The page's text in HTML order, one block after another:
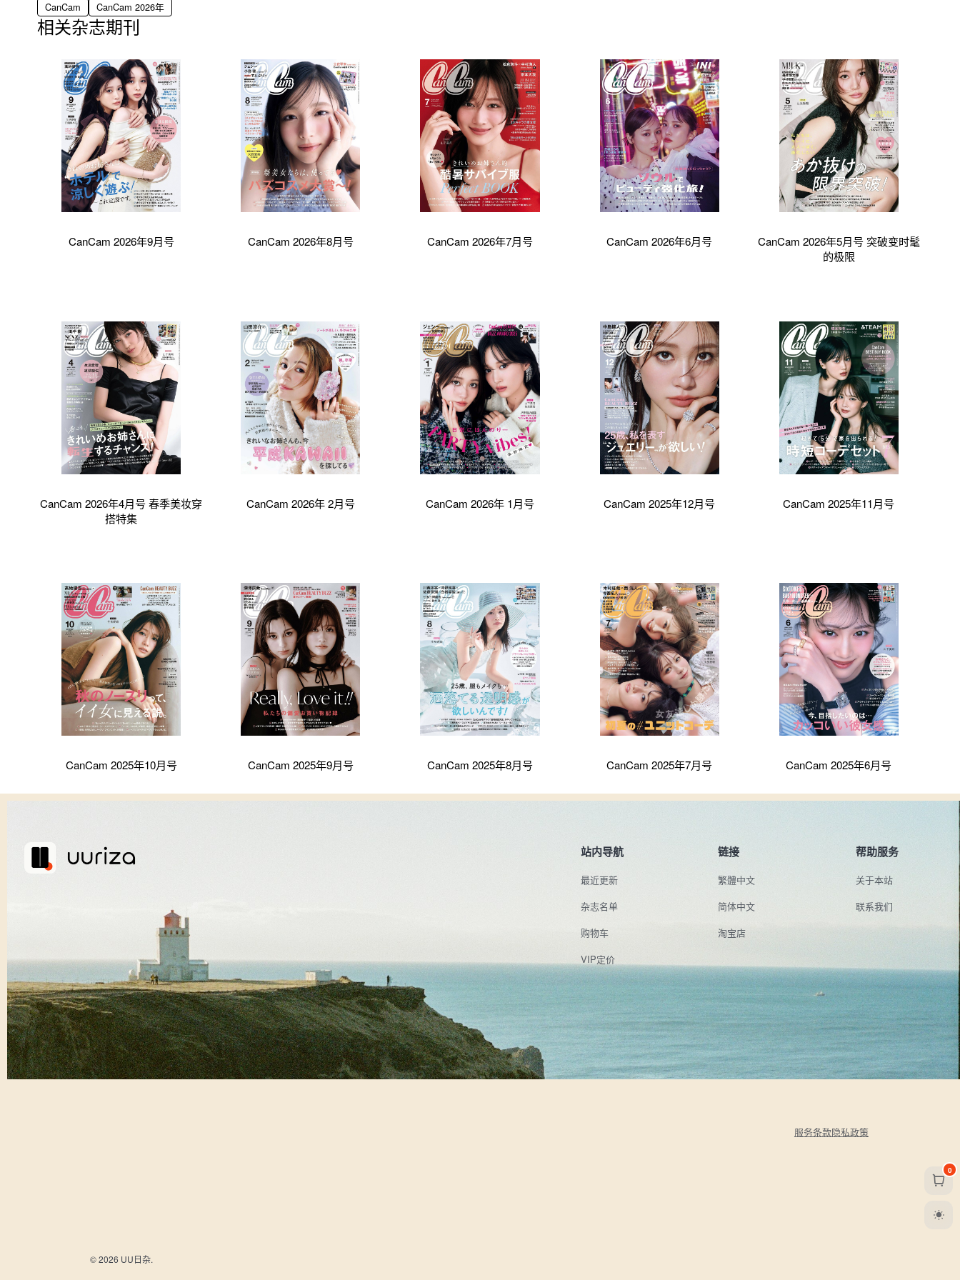
CanCam CanCam 2026年
相关杂志期刊
CanCam 2026年9月号 CanCam 2026年8月号 CanCam 2026年7月号 CanCam 2026年6月号
CanCam 2026年5月号 突破变时髦
的极限
CanCam 2026年4月号 春季美妆穿
搭特集
CanCam 2026年 2月号 CanCam 2026年 1月号 CanCam 2025年12月号 CanCam 2025年11月号
CanCam 2025年10月号 CanCam 2025年9月号 CanCam 2025年8月号 CanCam 2025年7月号 CanCam 2025年6月号
站内导航
最近更新
杂志名单
购物车
VIP定价
链接
繁體中文
简体中文
淘宝店
帮助服务
关于本站
联系我们
服务条款隐私政策
© 2026 UU日杂.
0